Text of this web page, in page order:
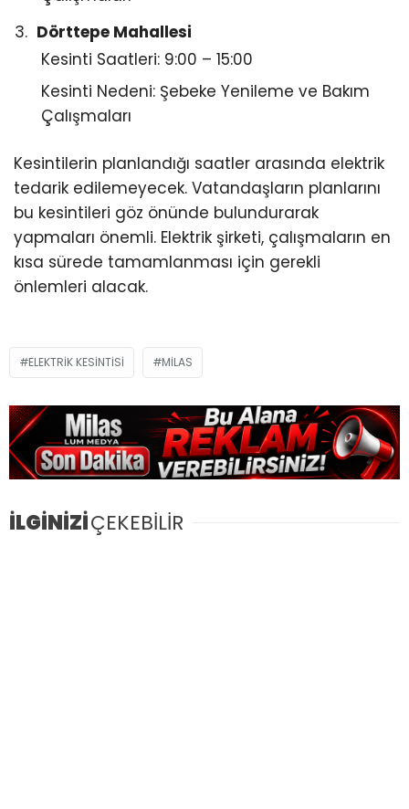
Dörttepe Mahallesi
Kesinti Saatleri: 9:00 – 15:00
Kesinti Nedeni: Şebeke Yenileme ve Bakım
Çalışmaları
Kesintilerin planlandığı saatler arasında elektrik
tedarik edilemeyecek. Vatandaşların planlarını
bu kesintileri göz önünde bulundurarak
yapmaları önemli. Elektrik şirketi, çalışmaların en
kısa sürede tamamlanması için gerekli
önlemleri alacak.
ELEKTRIK KESINTISI MILAS
İLGİNİZİÇEKEBİLİR